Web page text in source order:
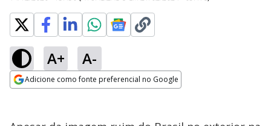
A+ A-
Adicione como fonte preferencial no Google